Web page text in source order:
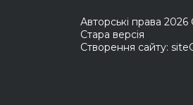
Авторські права 2026
Стара версія
Створення сайту: